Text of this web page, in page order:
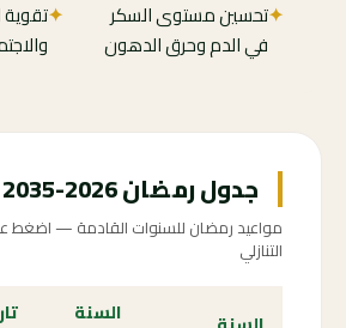
✦تحسين مستوى السكر
في الدم وحرق الدهون
✦تقوية
جدول رمضان 2026-2035
مواعيد رمضان للسنوات القادمة — اضغط
التنازلي
السنة